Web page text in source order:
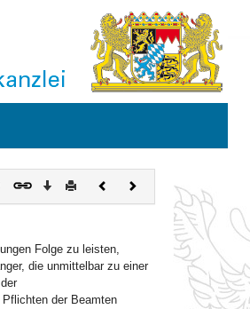
Download
DruckenVorherigesNächstes
Dokument
Folge zu leisten,
die unmittelbar zu einer
der Beamten